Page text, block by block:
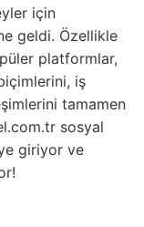
için
geldi. Özellikle
platformlar,
iş
tamamen
sosyal
giriyor ve